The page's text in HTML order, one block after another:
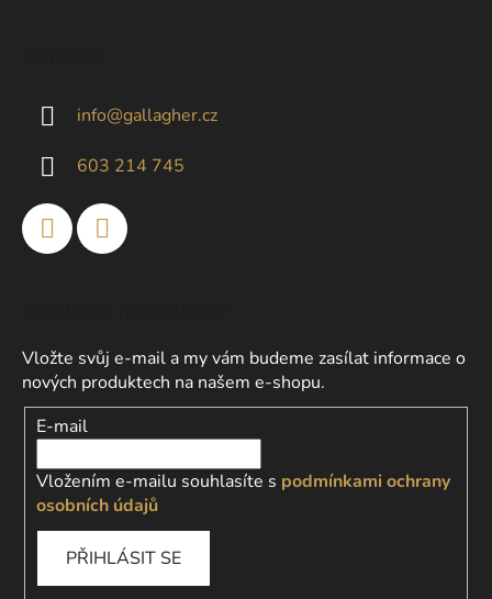
info@gallagher.cz
603 214 745
Vložte svůj e-mail a my vám budeme zasílat informace o
nových produktech na našem e-shopu.
E-mail
Vložením e-mailu souhlasíte s podmínkami ochrany
osobních údajů
PŘIHLÁSIT SE